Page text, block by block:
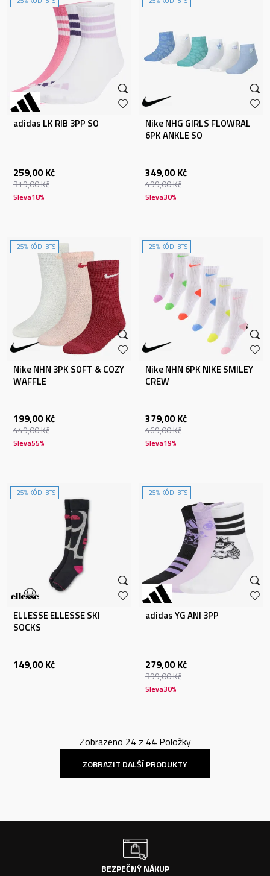
adidas LK RIB 3PP SO
259,00 Kč
319,00Kč
Sleva18%
Nike NHG GIRLS FLOWRAL
6PK ANKLE SO
349,00 Kč
499,00Kč
Sleva30%
-25% KÓD: BTS
Nike NHN 3PK SOFT & COZY
WAFFLE
199,00 Kč
449,00Kč
Sleva55%
-25% KÓD: BTS
Nike NHN 6PK NIKE SMILEY
CREW
379,00 Kč
469,00Kč
Sleva19%
-25% KÓD: BTS
ELLESSE ELLESSE SKI
SOCKS
149,00 Kč
-25% KÓD: BTS
adidas YG ANI 3PP
279,00 Kč
399,00Kč
Sleva30%
Zobrazeno 24z 44Položky
ZOBRAZIT DALŠÍ PRODUKTY
BEZPEČNÝ NÁKUP